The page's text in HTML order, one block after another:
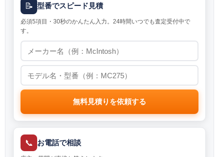
📝 型番でスピード見積
必須5項目・30秒のかんたん入力。24時間いつでも査定受付中で
す。
無料見積りを依頼する
📞 お電話で相談